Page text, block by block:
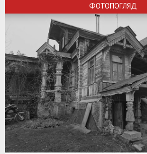
ФОТОПОГЛЯД